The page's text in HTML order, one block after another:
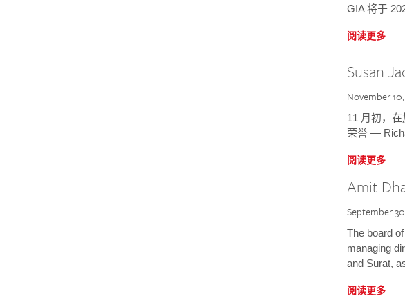
GIA 将于
阅读更多
Susan
November
11 月初，
荣誉 —
阅读更多
Amit
September
The board
managing
and Surat,
阅读更多